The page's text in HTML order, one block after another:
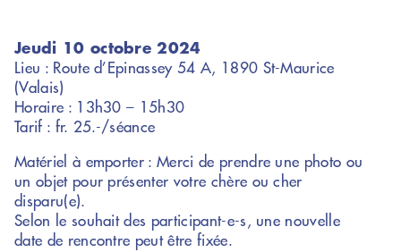
Jeudi 10 octobre 2024
Lieu : Route d’Epinassey 54 A, 1890 St-Maurice
(Valais)
Horaire : 13h30 – 15h30
Tarif : fr. 25.-/séance
Matériel à emporter : Merci de prendre une photo ou
un objet pour présenter votre chère ou cher
disparu(e).
Selon le souhait des participant-e-s, une nouvelle
date de rencontre peut être fixée.